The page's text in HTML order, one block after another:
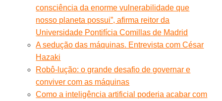
consciência da enorme vulnerabilidade que
nosso planeta possui”, afirma reitor da
Universidade Pontifícia Comillas de Madrid
A sedução das máquinas. Entrevista com César
Hazaki
Robô-lução: o grande desafio de governar e
conviver com as máquinas
Como a inteligência artificial poderia acabar com